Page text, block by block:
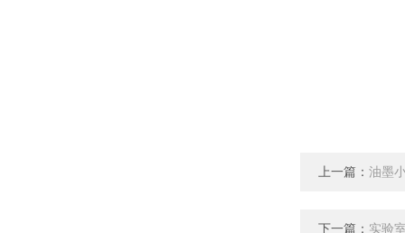
上一篇： 油墨
下一篇： 实验